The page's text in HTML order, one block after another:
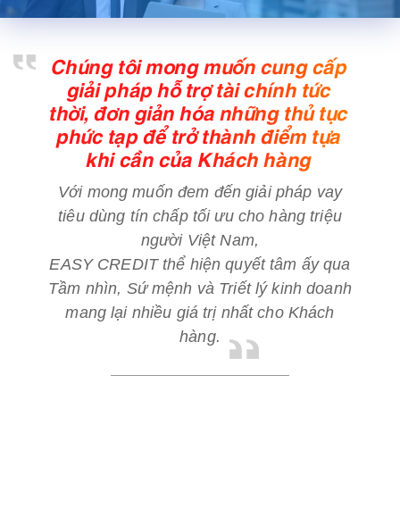
Chúng tôi mong muốn cung cấp
giải pháp hỗ trợ tài chính tức
thời, đơn giản hóa những thủ tục
phức tạp để trở thành điểm tựa
khi cần của Khách hàng
Với mong muốn đem đến giải pháp vay
tiêu dùng tín chấp tối ưu cho hàng triệu
người Việt Nam,
EASY CREDIT thể hiện quyết tâm ấy qua
Tầm nhìn, Sứ mệnh và Triết lý kinh doanh
mang lại nhiều giá trị nhất cho Khách
hàng.